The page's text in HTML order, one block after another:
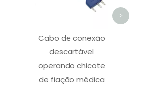
Cabo de conexão
descartável
operando chicote
de fiação médica
para
>